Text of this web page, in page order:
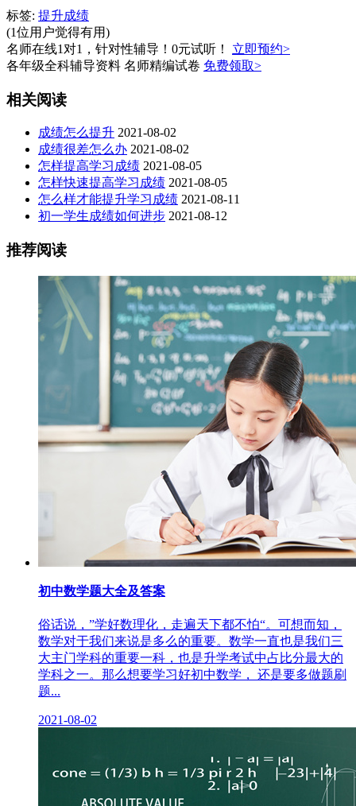
标签: 提升成绩
(1位用户觉得有用)
名师在线1对1，针对性辅导！0元试听！
立即预约>
各年级全科辅导资料 名师精编试卷 免费领取>
相关阅读
成绩怎么提升 2021-08-02
成绩很差怎么办 2021-08-02
怎样提高学习成绩 2021-08-05
怎样快速提高学习成绩 2021-08-05
怎么样才能提升学习成绩 2021-08-11
初一学生成绩如何进步 2021-08-12
推荐阅读
初中数学题大全及答案
俗话说，”学好数理化，走遍天下都不怕“。可想而知，
数学对于我们来说是多么的重要。数学一直也是我们三
大主门学科的重要一科，也是升学考试中占比分最大的
学科之一。那么想要学习好初中数学， 还是要多做题刷
题...
2021-08-02